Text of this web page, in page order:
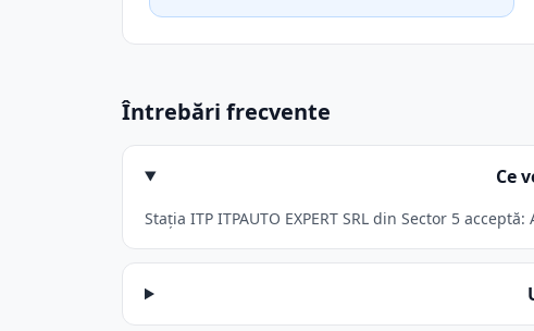
Întrebări frecvente
Ce
Stația ITP ITPAUTO EXPERT SRL din Sector 5